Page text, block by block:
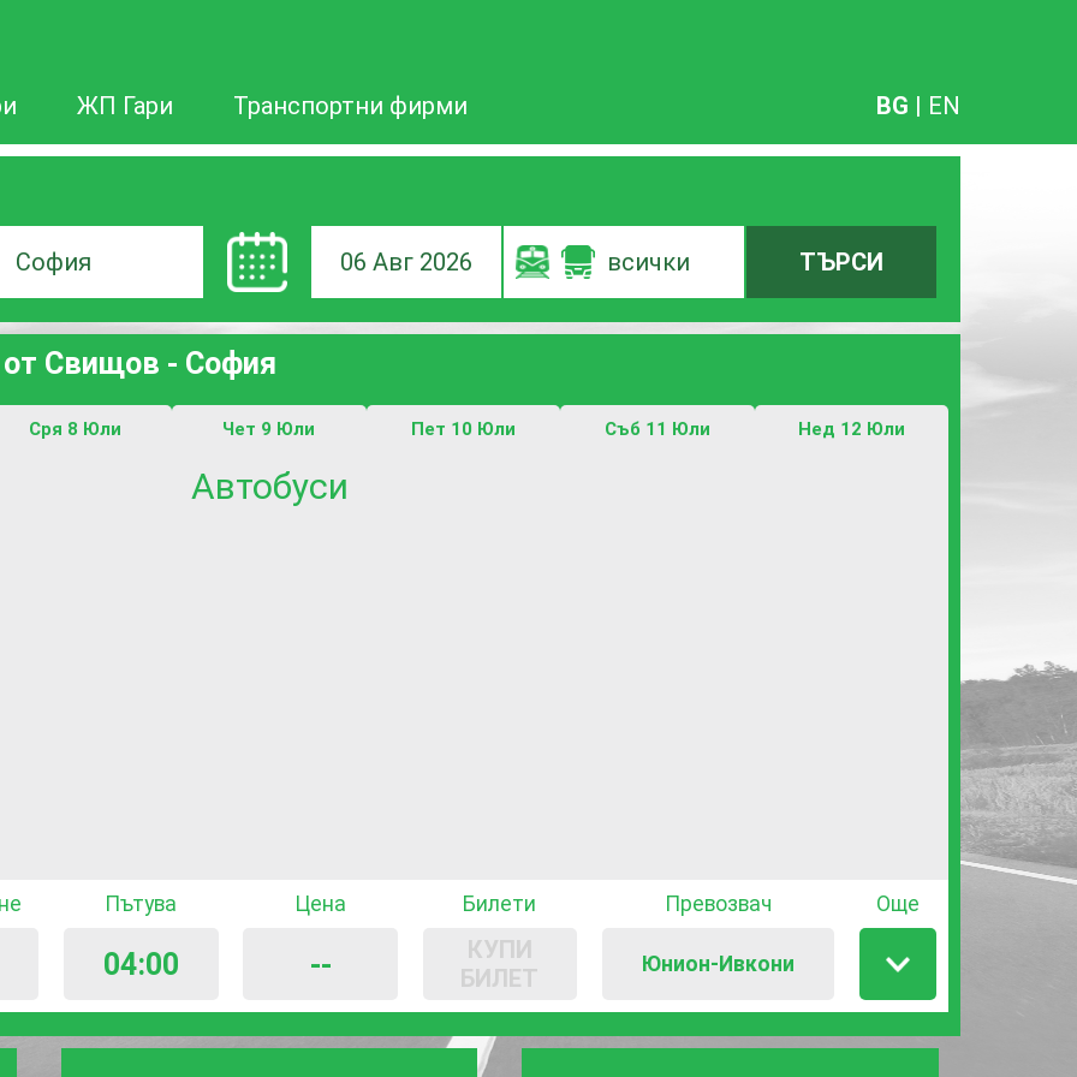
ЖП Гари Транспортни фирми BG | EN
06 Авг 2026 всички ТЪРСИ
Свищов - София
Сря 8 Юли Чет 9 Юли Пет 10 Юли Съб 11 Юли Нед 12 Юли
Автобуси
Пътува
04:00
Цена
--
Билети
КУПИ
БИЛЕТ
Превозвач
Юнион-Ивкони
Още
Покажи
/
скрии